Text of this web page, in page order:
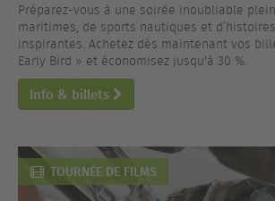
Préparez-vous à une soirée inoubliable
maritimes, de sports nautiques et
inspirantes. Achetez dès maintenant vos
Early Bird » et économisez jusqu'à 30 %.
Info & billets
TOURNÉE DE FILMS